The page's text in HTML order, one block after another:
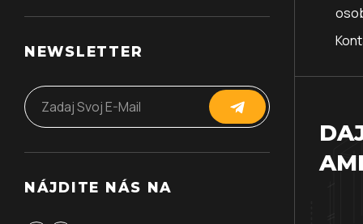
NEWSLETTER
NÁJDITE NÁS NA